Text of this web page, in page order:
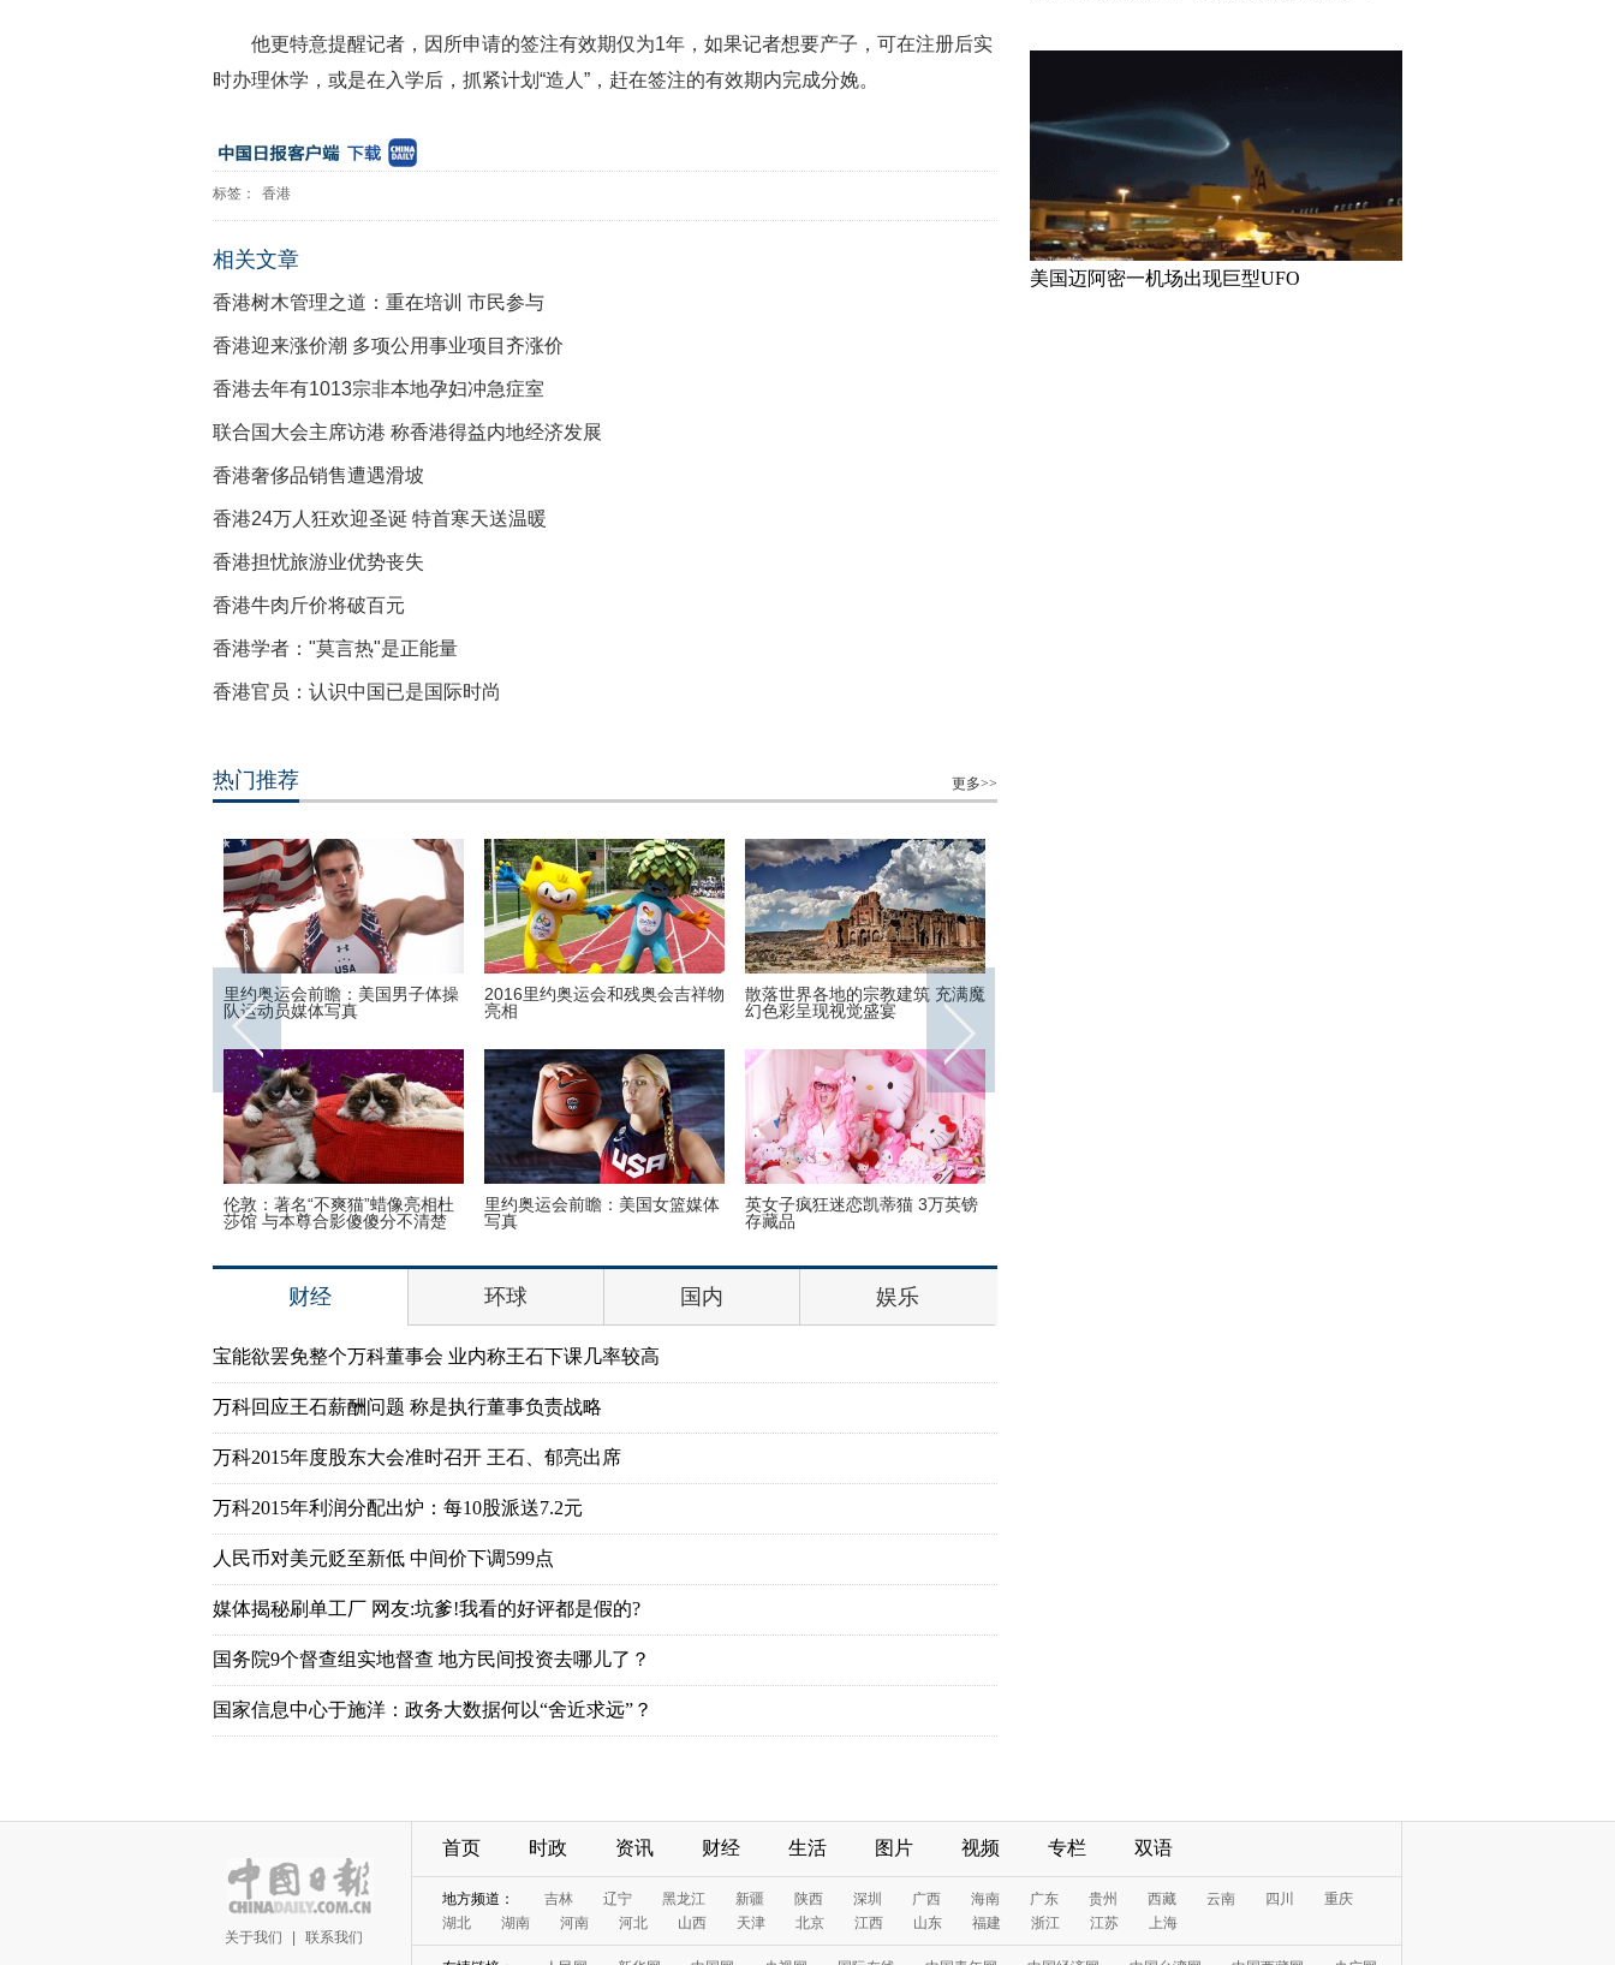
他更特意提醒记者，因所申请的签注有效期仅为1年，如果记者想要产子，可在注册后实
时办理休学，或是在入学后，抓紧计划“造人”，赶在签注的有效期内完成分娩。
标签： 香港
相关文章
香港树木管理之道：重在培训 市民参与
香港迎来涨价潮 多项公用事业项目齐涨价
香港去年有1013宗非本地孕妇冲急症室
联合国大会主席访港 称香港得益内地经济发展
香港奢侈品销售遭遇滑坡
香港24万人狂欢迎圣诞 特首寒天送温暖
香港担忧旅游业优势丧失
香港牛肉斤价将破百元
香港学者："莫言热"是正能量
香港官员：认识中国已是国际时尚
热门推荐 更多>>
里约奥运会前瞻：美国男子体操
队运动员媒体写真
2016里约奥运会和残奥会吉祥物
亮相
散落世界各地的宗教建筑 充满魔
幻色彩呈现视觉盛宴
伦敦：著名“不爽猫”蜡像亮相杜
莎馆 与本尊合影傻傻分不清楚
里约奥运会前瞻：美国女篮媒体
写真
英女子疯狂迷恋凯蒂猫 3万英镑
存藏品
财经 环球 国内 娱乐
宝能欲罢免整个万科董事会 业内称王石下课几率较高
万科回应王石薪酬问题 称是执行董事负责战略
万科2015年度股东大会准时召开 王石、郁亮出席
万科2015年利润分配出炉：每10股派送7.2元
人民币对美元贬至新低 中间价下调599点
媒体揭秘刷单工厂 网友:坑爹!我看的好评都是假的?
国务院9个督查组实地督查 地方民间投资去哪儿了？
国家信息中心于施洋：政务大数据何以“舍近求远”？
美国迈阿密一机场出现巨型UFO
关于我们 联系我们
首页 时政 资讯 财经 生活 图片 视频 专栏 双语
地方频道： 吉林 辽宁 黑龙江 新疆 陕西 深圳 广西 海南 广东 贵州 西藏 云南 四川
重庆
湖北
湖南 河南 河北 山西 天津 北京 江西 山东 福建 浙江 江苏 上海